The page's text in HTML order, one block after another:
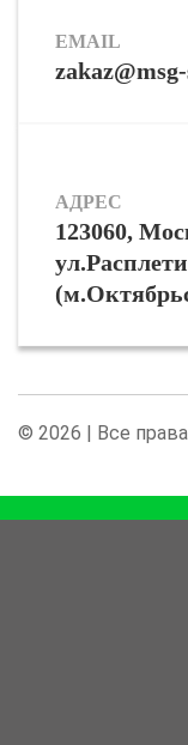
EMAIL
АДРЕС
123060,
© 2026 | Все